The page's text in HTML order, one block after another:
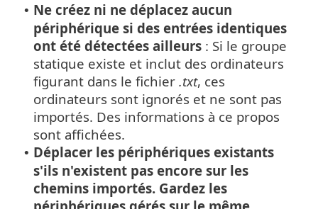
• Ne créez ni ne déplacez aucun
périphérique si des entrées identiques
ont été détectées ailleurs : Si le groupe
statique existe et inclut des ordinateurs
figurant dans le fichier .txt, ces
ordinateurs sont ignorés et ne sont pas
importés. Des informations à ce propos
sont affichées.
• Déplacer les périphériques existants
s'ils n'existent pas encore sur les
chemins importés. Gardez les